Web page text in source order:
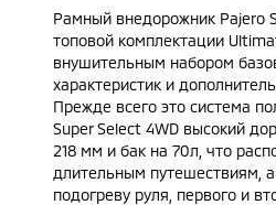
Рамный внедорожник Pajero
топовой комплектации
внушительным набором
характеристик и
Прежде всего это система
Super Select 4WD высокий
218 мм и бак на 70л, что
длительным путешествиям,
подогреву руля, первого и